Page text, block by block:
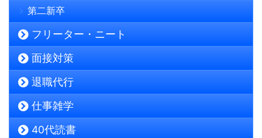
第二新卒
フリーター・ニート
面接対策
退職代行
仕事雑学
40代読書